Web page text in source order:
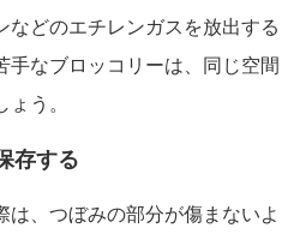
などのエチレンガスを放出する
手なブロッコリーは、同じ空間
う。
存する
は、つぼみの部分が傷まないよ